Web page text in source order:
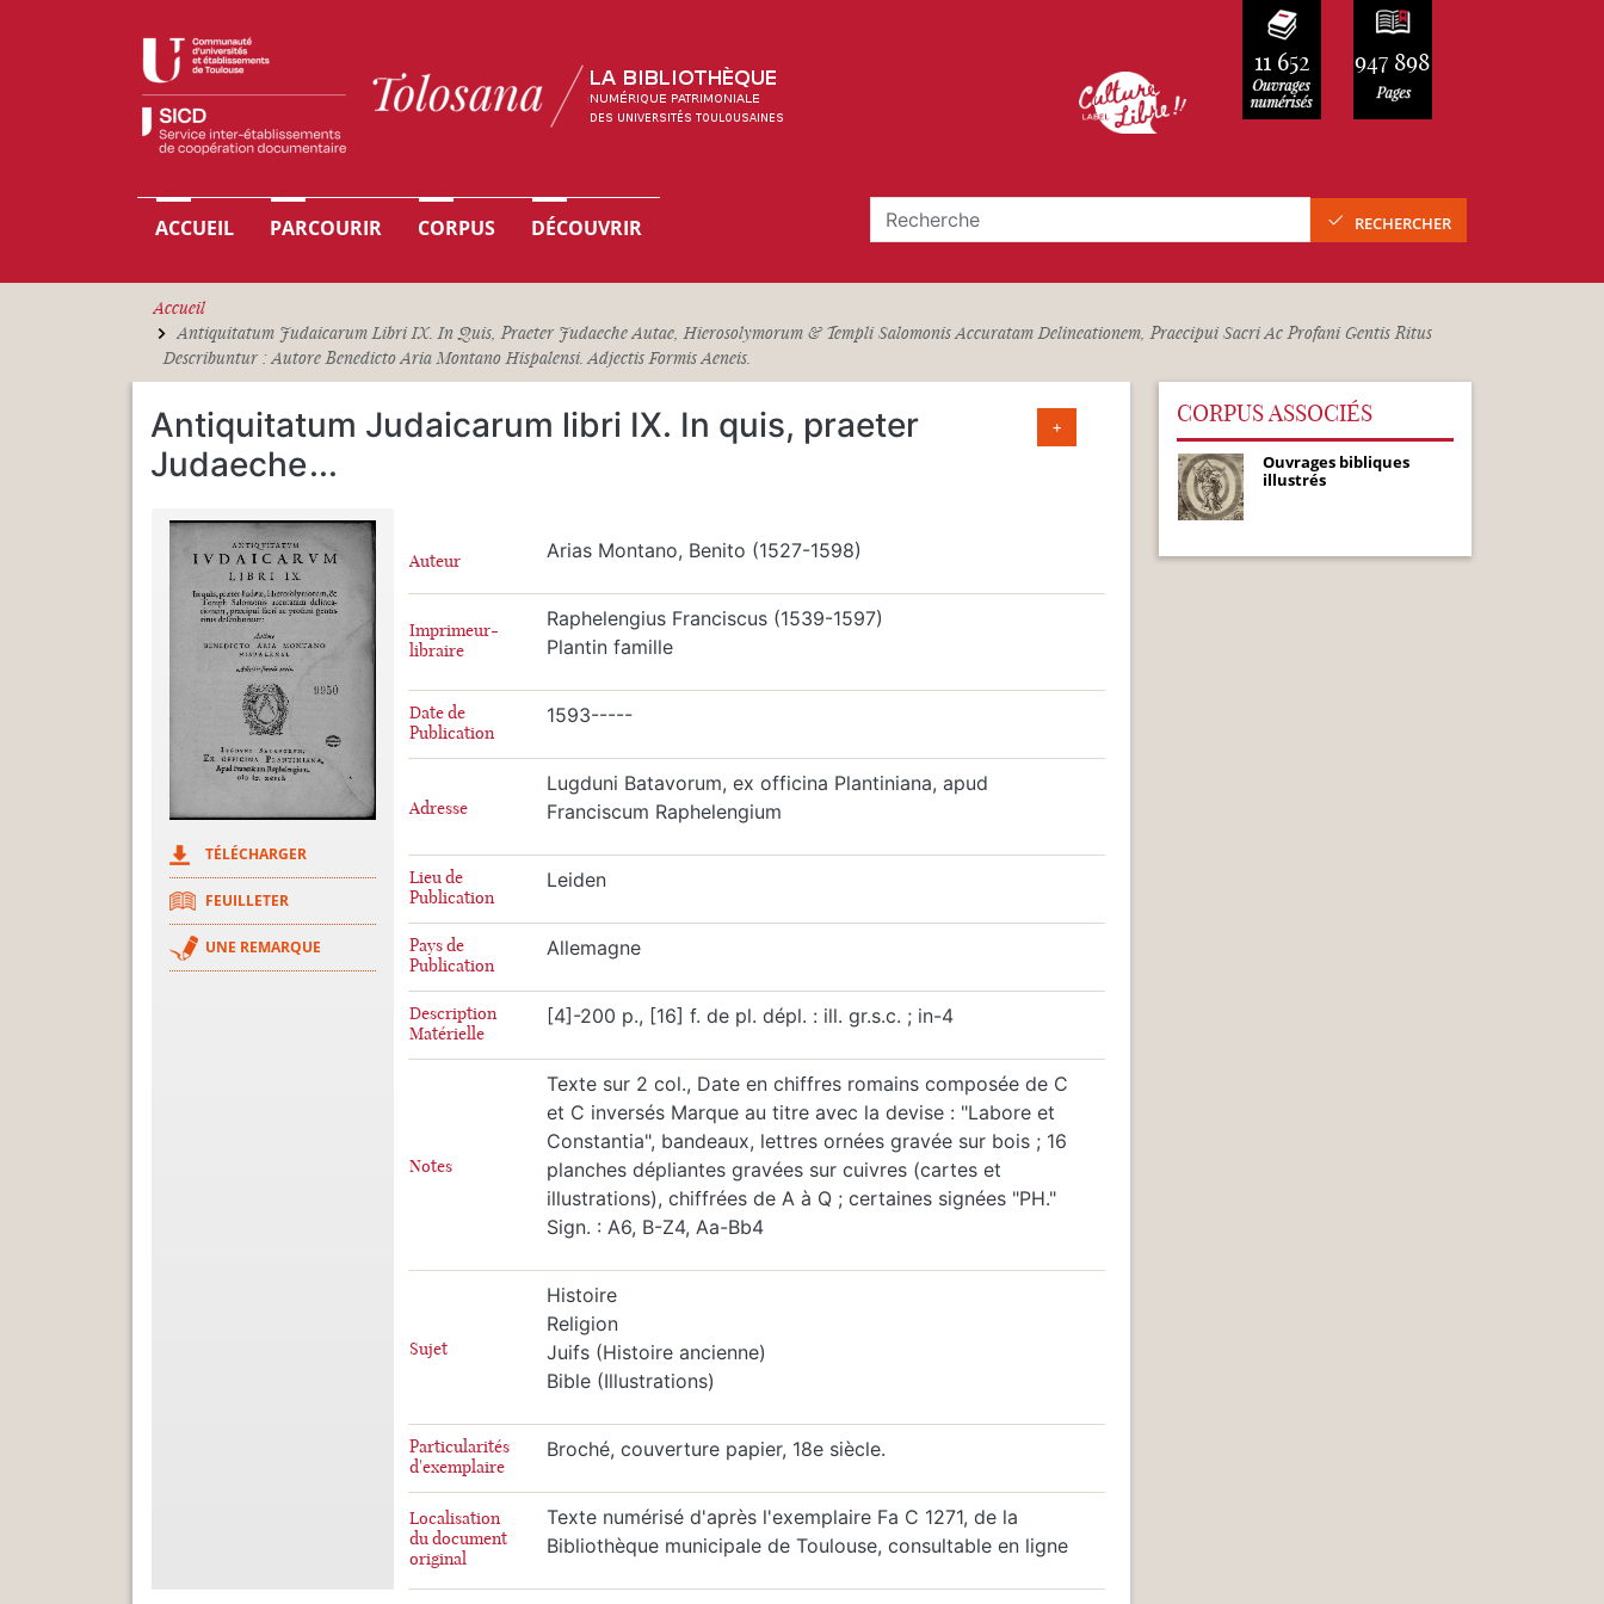
11 652 947 898
Navigation principale
ACCUEIL PARCOURIR CORPUS DÉCOUVRIR RECHERCHER
Accueil
Antiquitatum Judaicarum Libri IX. In Quis, Praeter Judaeche Autae, Hierosolymorum & Templi Salomonis Accuratam Delineationem, Praecipui Sacri Ac Profani Gentis Ritus
Describuntur : Autore Benedicto Aria Montano Hispalensi. Adjectis Formis Aeneis.
Antiquitatum Judaicarum libri IX. In quis, praeter
Judaeche...
+
TÉLÉCHARGER
FEUILLETER
UNE REMARQUE
Auteur Arias Montano, Benito (1527-1598)
Imprimeur-
libraire
Raphelengius Franciscus (1539-1597)
Plantin famille
Date de
Publication
1593-----
Adresse
Lugduni Batavorum, ex officina Plantiniana, apud
Franciscum Raphelengium
Lieu de
Publication
Leiden
Pays de
Publication
Allemagne
Description
Matérielle
[4]-200 p., [16] f. de pl. dépl. : ill. gr.s.c. ; in-4
Notes
Texte sur 2 col., Date en chiffres romains composée de C
et C inversés Marque au titre avec la devise : "Labore et
Constantia", bandeaux, lettres ornées gravée sur bois ; 16
planches dépliantes gravées sur cuivres (cartes et
illustrations), chiffrées de A à Q ; certaines signées "PH."
Sign. : A6, B-Z4, Aa-Bb4
Sujet
Histoire
Religion
Juifs (Histoire ancienne)
Bible (Illustrations)
Particularités
d'exemplaire
Broché, couverture papier, 18e siècle.
Localisation
du document
original
Texte numérisé d'après l'exemplaire Fa C 1271, de la
Bibliothèque municipale de Toulouse, consultable en ligne
CORPUS ASSOCIÉS
Ouvrages bibliques
illustrés